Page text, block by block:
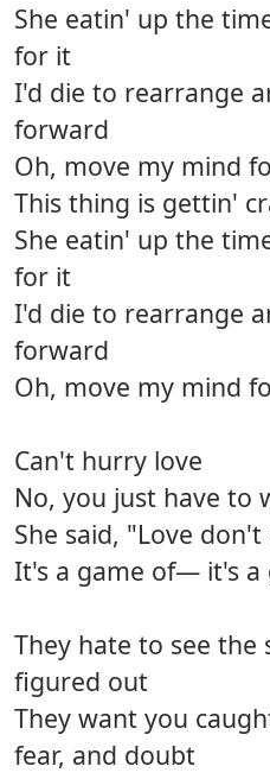
She eatin' up the
for it
I'd die to rearrange
forward
Oh, move my mind
This thing is gettin'
She eatin' up the
for it
I'd die to rearrange
forward
Oh, move my mind
Can't hurry love
No, you just have to
She said, "Love don't
It's a game of— it's
They hate to see the
figured out
They want you
fear, and doubt